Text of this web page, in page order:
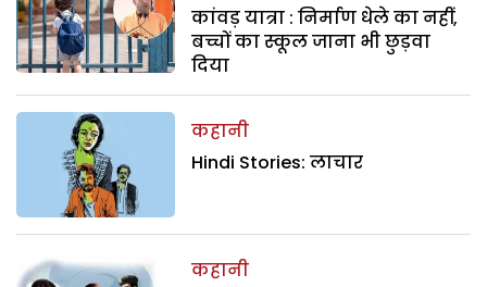
कांवड़ यात्रा : निर्माण धेले का नहीं,
बच्चों का स्कूल जाना भी छुड़वा
दिया
कहानी
Hindi Stories: लाचार
कहानी